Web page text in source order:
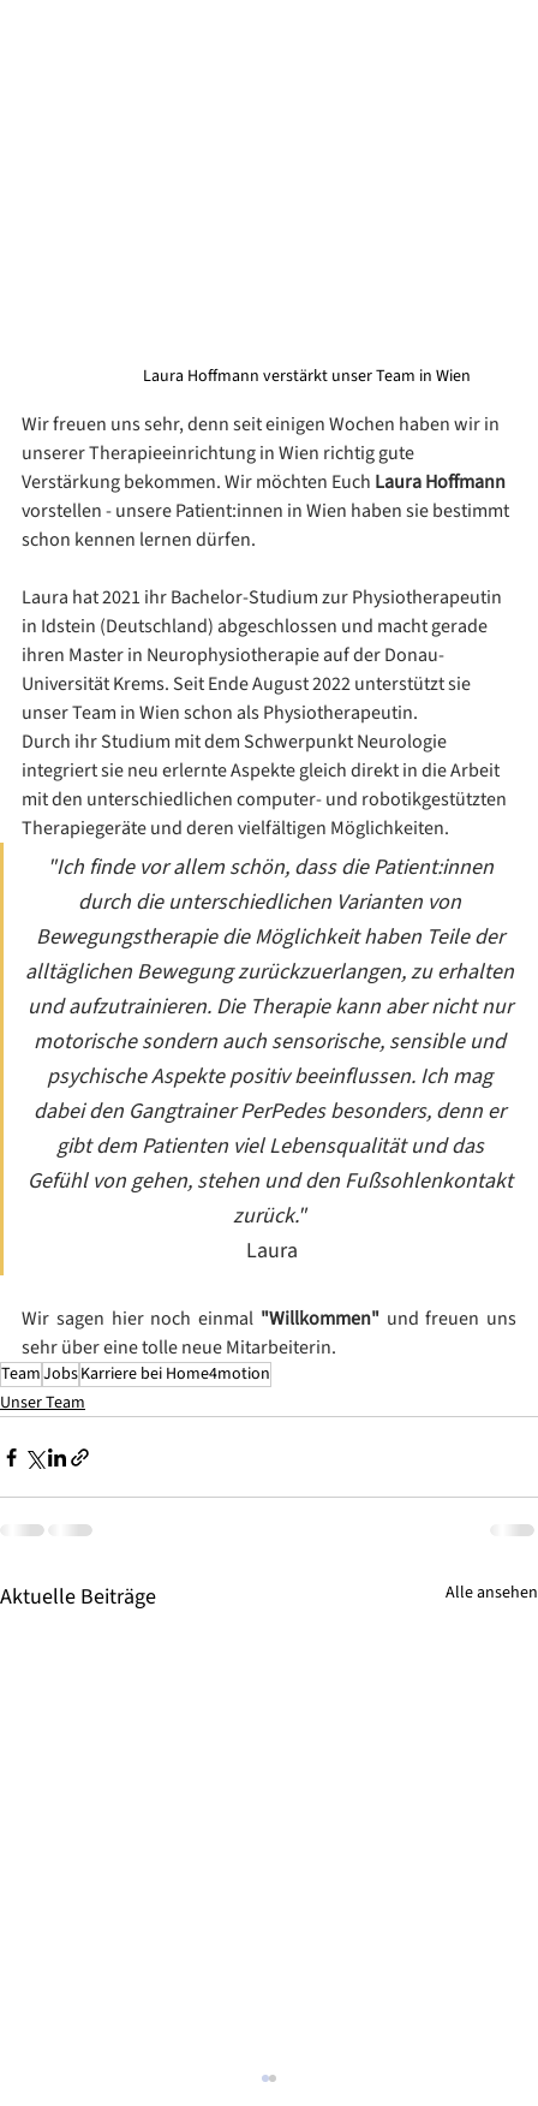
Laura Hoffmann verstärkt unser Team in Wien
Wir freuen uns sehr, denn seit einigen Wochen haben wir in
unserer Therapieeinrichtung in Wien richtig gute
Verstärkung bekommen. Wir möchten Euch Laura Hoffmann
vorstellen - unsere Patient:innen in Wien haben sie bestimmt
schon kennen lernen dürfen.
Laura hat 2021 ihr Bachelor-Studium zur Physiotherapeutin
in Idstein (Deutschland) abgeschlossen und macht gerade
ihren Master in Neurophysiotherapie auf der Donau-
Universität Krems. Seit Ende August 2022 unterstützt sie
unser Team in Wien schon als Physiotherapeutin.
Durch ihr Studium mit dem Schwerpunkt Neurologie
integriert sie neu erlernte Aspekte gleich direkt in die Arbeit
mit den unterschiedlichen computer- und robotikgestützten
Therapiegeräte und deren vielfältigen Möglichkeiten.
"Ich finde vor allem schön, dass die Patient:innen
durch die unterschiedlichen Varianten von
Bewegungstherapie die Möglichkeit haben Teile der
alltäglichen Bewegung zurückzuerlangen, zu erhalten
und aufzutrainieren. Die Therapie kann aber nicht nur
motorische sondern auch sensorische, sensible und
psychische Aspekte positiv beeinflussen. Ich mag
dabei den Gangtrainer PerPedes besonders, denn er
gibt dem Patienten viel Lebensqualität und das
Gefühl von gehen, stehen und den Fußsohlenkontakt
zurück."
Laura
Wir sagen hier noch einmal "Willkommen" und freuen uns
sehr über eine tolle neue Mitarbeiterin.
TeamJobsKarriere bei Home4motion
Unser Team
Aktuelle Beiträge Alle ansehen